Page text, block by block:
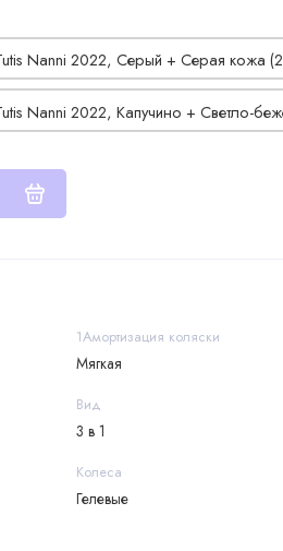
1Амортизация коляски
Мягкая
Вид
3 в 1
Колеса
Гелевые